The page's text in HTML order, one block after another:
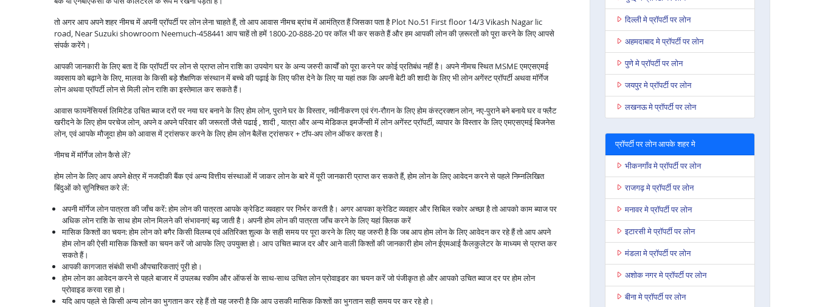
तो अगर आप अपने शहर नीमच में अपनी प्रॉपर्टी पर लोन लेना चाहते हैं, तो आप आवास नीमच ब्रांच में आमंत्रित हैं जिसका पता है Plot No.51 First floor 14/3 Vikash Nagar lic
road, Near Suzuki showroom Neemuch-458441 आप चाहें तो हमें 1800-20-888-20 पर कॉल भी कर सकते हैं और हम आपकी लोन की ज़रूरतों को पूरा करने के लिए आपसे
संपर्क करेंगे।
आपकी जानकारी के लिए बता दें कि प्रॉपर्टी पर लोन से प्राप्त लोन राशि का उपयोग घर के अन्य जरुरी कार्यों को पूरा करने पर कोई प्रतिबंध नहीं है। अपने नीमच स्थित MSME एमएसएमई
व्यवसाय को बढ़ाने के लिए, मालवा के किसी बड़े शैक्षणिक संस्थान में बच्चे की पढ़ाई के लिए फीस देने के लिए या यहां तक कि अपनी बेटी की शादी के लिए भी लोन अगेंस्ट प्रॉपर्टी अथवा मॉर्गेज
लोन अथवा प्रॉपर्टी लोन से मिली लोन राशि का इस्तेमाल कर सकते हैं।
आवास फायनेंसियर्स लिमिटेड उचित ब्याज दरों पर नया घर बनाने के लिए होम लोन, पुराने घर के विस्तार, नवीनीकरण एवं रंग-रौग़न के लिए होम कंस्ट्रक्शन लोन, नए-पुराने बने बनाये घर व फ्लैट
खरीदने के लिए होम परचेज लोन, अपने व अपने परिवार की जरूरतों जैसे पढाई , शादी , यात्रा और अन्य मेडिकल इमर्जेन्सी में लोन अगेंस्ट प्रॉपर्टी, व्यापार के विस्तार के लिए एमएसएमई बिजनेस
लोन, एवं आपके मौजूदा होम को आवास में ट्रांसफर करने के लिए होम लोन बैलेंस ट्रांसफर + टॉप-अप लोन ऑफर करता है।
नीमच में मॉर्गेज लोन कैसे लें?
होम लोन के लिए आप अपने क्षेत्र में नजदीकी बैंक एवं अन्य वित्तीय संस्थाओं में जाकर लोन के बारे में पूरी जानकारी प्राप्त कर सकते हैं, होम लोन के लिए आवेदन करने से पहले निम्नलिखित
बिंदुओं को सुनिश्चित करे लें:
अपनी मॉर्गेज लोन पात्रता की जाँच करें: होम लोन की पात्रता आपके क्रेडिट व्यवहार पर निर्भर करती है। अगर आपका क्रेडिट व्यवहार और सिबिल स्कोर अच्छा है तो आपको काम ब्याज पर
अधिक लोन राशि के साथ होम लोन मिलने की संभावनाएं बढ़ जाती है। अपनी होम लोन की पात्रता जाँच करने के लिए यहां क्लिक करें
मासिक किश्तों का चयन: होम लोन को बगैर किसी विलम्ब एवं अतिरिक्त शुल्क के सही समय पर पूरा करने के लिए यह जरुरी है कि जब आप होम लोन के लिए आवेदन कर रहे हैं तो आप अपने
होम लोन की ऐसी मासिक किश्तों का चयन करें जो आपके लिए उपयुक्त हो। आप उचित ब्याज दर और आने वाली किश्तों की जानकारी होम लोन ईएमआई कैलकुलेटर के माध्यम से प्राप्त कर
सकते हैं।
आपकी कागजात संबंधी सभी औपचारिकताएं पूरी हो।
होम लोन का आवेदन करने से पहले बाजार में उपलब्ध स्कीम और ऑफर्स के साथ-साथ उचित लोन प्रोवाइडर का चयन करें जो पंजीकृत हो और आपको उचित ब्याज दर पर होम लोन
प्रोवाइड करवा रहा हो।
यदि आप पहले से किसी अन्य लोन का भुगतान कर रहे हैं तो यह जरुरी है कि आप उसकी मासिक किश्तों का भुगतान सही समय पर कर रहे हो।
दिल्ली मे प्रॉपर्टी पर लोन
अहमदाबाद मे प्रॉपर्टी पर लोन
पुणे मे प्रॉपर्टी पर लोन
जयपुर मे प्रॉपर्टी पर लोन
लखनऊ मे प्रॉपर्टी पर लोन
प्रॉपर्टी पर लोन आपके शहर मे
भीकनगाँव मे प्रॉपर्टी पर लोन
राजगढ़ मे प्रॉपर्टी पर लोन
मनावर मे प्रॉपर्टी पर लोन
इटारसी मे प्रॉपर्टी पर लोन
मंडला मे प्रॉपर्टी पर लोन
अशोक नगर मे प्रॉपर्टी पर लोन
बीना मे प्रॉपर्टी पर लोन